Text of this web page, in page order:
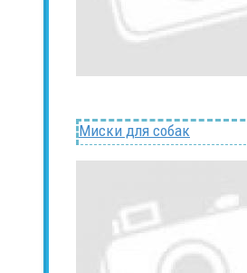
Миски для собак